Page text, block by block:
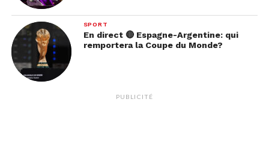
SPORT
En direct 🔴 Espagne-Argentine: qui
remportera la Coupe du Monde?
PUBLICITÉ